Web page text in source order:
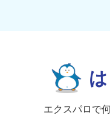
エクスパロで